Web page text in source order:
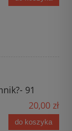
91
20,00 zł
do koszyka